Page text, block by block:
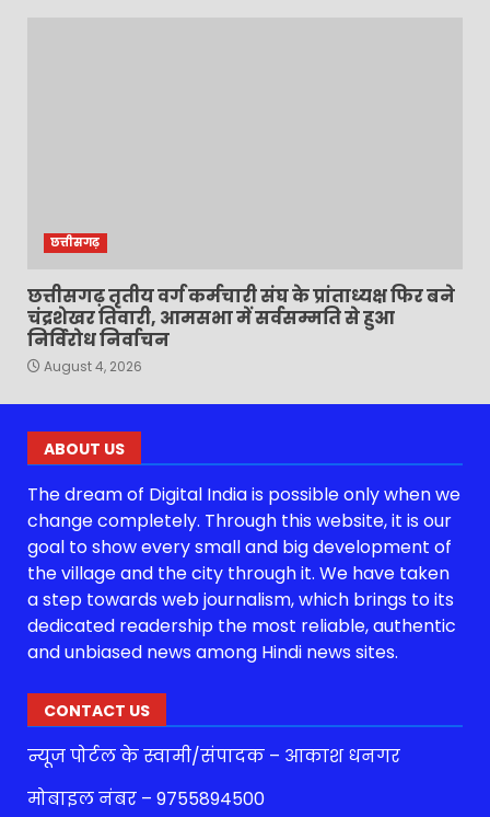
छत्तीसगढ़
छत्तीसगढ़ तृतीय वर्ग कर्मचारी संघ के प्रांताध्यक्ष फिर बने
चंद्रशेखर तिवारी, आमसभा में सर्वसम्मति से हुआ
निर्विरोध निर्वाचन
August 4, 2026
ABOUT US
The dream of Digital India is possible only when we
change completely. Through this website, it is our
goal to show every small and big development of
the village and the city through it. We have taken
a step towards web journalism, which brings to its
dedicated readership the most reliable, authentic
and unbiased news among Hindi news sites.
CONTACT US
न्यूज पोर्टल के स्वामी/संपादक – आकाश धनगर
मोबाइल नंबर – 9755894500